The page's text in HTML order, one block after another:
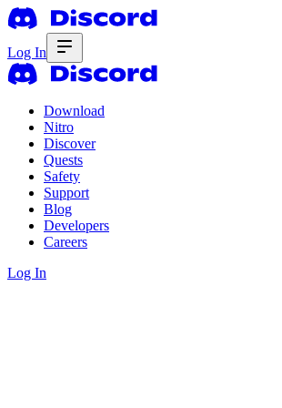
Log In
Download
Nitro
Discover
Quests
Safety
Support
Blog
Developers
Careers
Log In